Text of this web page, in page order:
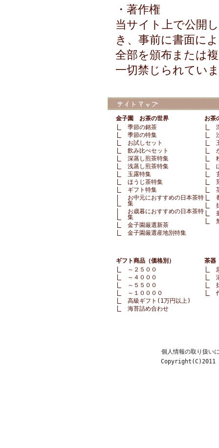
・著作権
当サイト上で公開
き、事前に書面に
全部を頒布または
一切禁じられてい
金子園 お茶の世界
季節の銘茶
季節の特集
お試しセット
飲み比べセット
深蒸し煎茶特集
浅蒸し煎茶特集
玉露特集
ほうじ茶特集
ギフト特集
お中元におすすめの日本茶特
集
お歳暮におすすめの日本茶特
集
金子園厳選新茶
金子園厳選産地別特集
お茶
ギフト商品（価格別）
～２５００
～４０００
～５５００
～１００００
高級ギフト(1万円以上)
海苔詰め合わせ
茶器
個人情報の取り扱い